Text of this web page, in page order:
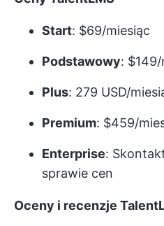
Start: $69/miesiąc
Podstawowy:
Plus: 279 USD/
Premium: $459/
Enterprise:
sprawie cen
Oceny i recenzje